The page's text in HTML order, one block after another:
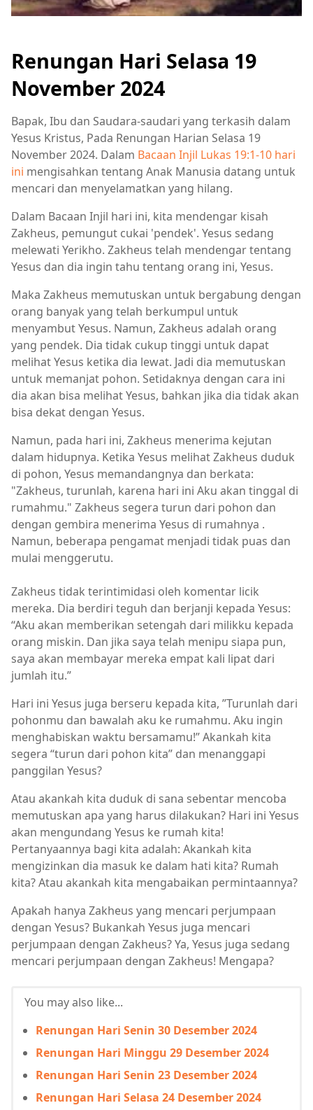
Renungan Hari Selasa 19
November 2024
Bapak, Ibu dan Saudara-saudari yang terkasih dalam
Yesus Kristus, Pada Renungan Harian Selasa 19
November 2024. Dalam Bacaan Injil Lukas 19:1-10 hari
ini mengisahkan tentang Anak Manusia datang untuk
mencari dan menyelamatkan yang hilang.
Dalam Bacaan Injil hari ini, kita mendengar kisah
Zakheus, pemungut cukai 'pendek'. Yesus sedang
melewati Yerikho. Zakheus telah mendengar tentang
Yesus dan dia ingin tahu tentang orang ini, Yesus.
Maka Zakheus memutuskan untuk bergabung dengan
orang banyak yang telah berkumpul untuk
menyambut Yesus. Namun, Zakheus adalah orang
yang pendek. Dia tidak cukup tinggi untuk dapat
melihat Yesus ketika dia lewat. Jadi dia memutuskan
untuk memanjat pohon. Setidaknya dengan cara ini
dia akan bisa melihat Yesus, bahkan jika dia tidak akan
bisa dekat dengan Yesus.
Namun, pada hari ini, Zakheus menerima kejutan
dalam hidupnya. Ketika Yesus melihat Zakheus duduk
di pohon, Yesus memandangnya dan berkata:
"Zakheus, turunlah, karena hari ini Aku akan tinggal di
rumahmu." Zakheus segera turun dari pohon dan
dengan gembira menerima Yesus di rumahnya .
Namun, beberapa pengamat menjadi tidak puas dan
mulai menggerutu.
Zakheus tidak terintimidasi oleh komentar licik
mereka. Dia berdiri teguh dan berjanji kepada Yesus:
“Aku akan memberikan setengah dari milikku kepada
orang miskin. Dan jika saya telah menipu siapa pun,
saya akan membayar mereka empat kali lipat dari
jumlah itu.”
Hari ini Yesus juga berseru kepada kita, ”Turunlah dari
pohonmu dan bawalah aku ke rumahmu. Aku ingin
menghabiskan waktu bersamamu!” Akankah kita
segera “turun dari pohon kita” dan menanggapi
panggilan Yesus?
Atau akankah kita duduk di sana sebentar mencoba
memutuskan apa yang harus dilakukan? Hari ini Yesus
akan mengundang Yesus ke rumah kita!
Pertanyaannya bagi kita adalah: Akankah kita
mengizinkan dia masuk ke dalam hati kita? Rumah
kita? Atau akankah kita mengabaikan permintaannya?
Apakah hanya Zakheus yang mencari perjumpaan
dengan Yesus? Bukankah Yesus juga mencari
perjumpaan dengan Zakheus? Ya, Yesus juga sedang
mencari perjumpaan dengan Zakheus! Mengapa?
You may also like...
Renungan Hari Senin 30 Desember 2024
Renungan Hari Minggu 29 Desember 2024
Renungan Hari Senin 23 Desember 2024
Renungan Hari Selasa 24 Desember 2024